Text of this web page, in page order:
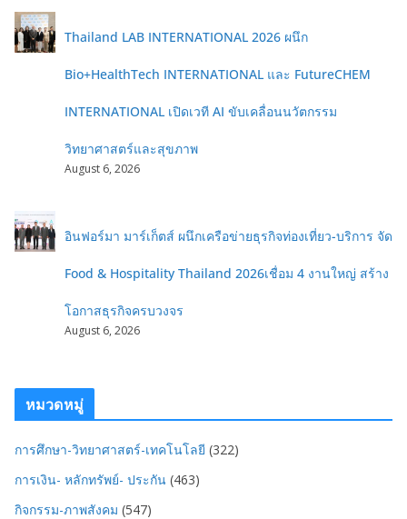
Thailand LAB INTERNATIONAL 2026 ผนึก
Bio+HealthTech INTERNATIONAL และ FutureCHEM
INTERNATIONAL เปิดเวที AI ขับเคลื่อนนวัตกรรม
วิทยาศาสตร์และสุขภาพ
August 6, 2026
อินฟอร์มา มาร์เก็ตส์ ผนึกเครือข่ายธุรกิจท่องเที่ยว-บริการ จัด
Food & Hospitality Thailand 2026เชื่อม 4 งานใหญ่ สร้าง
โอกาสธุรกิจครบวงจร
August 6, 2026
หมวดหมู่
การศึกษา-วิทยาศาสตร์-เทคโนโลยี (322)
การเงิน- หลักทรัพย์- ประกัน (463)
กิจกรรม-ภาพสังคม (547)